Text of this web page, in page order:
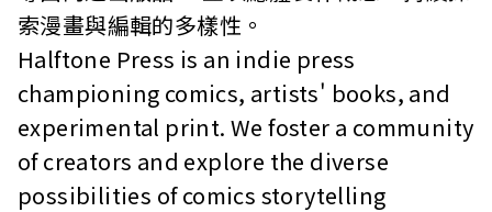
站
索漫畫與編輯的多樣性。
Halftone Press is an indie press
championing comics, artists' books, and
experimental print. We foster a community
of creators and explore the diverse
possibilities of comics storytelling